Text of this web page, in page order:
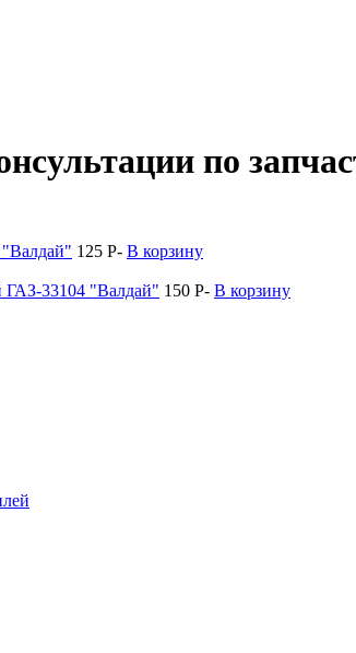
по
"Валдай" 125 P- В корзину
33104 "Валдай" 150 P- В корзину